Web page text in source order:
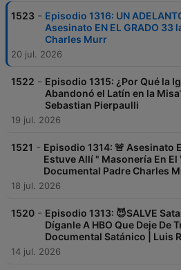
1523 - Episodio 1316: UN
Asesinato EN EL GRADO 33
Charles Murr
20 jul. 2026
1522 - Episodio 1315: ¿Por Qué la
Abandonó el Latín en la
Sebastian Pierpaulli
19 jul. 2026
1521 - Episodio 1314: 🚨 Asesinato
Estuve Allí " Masonería En El
Documental Padre Charles
18 jul. 2026
1520 - Episodio 1313: 😈SALVE
Díganle A HBO Que Deje De
Documental Satánico | Luis
14 jul. 2026